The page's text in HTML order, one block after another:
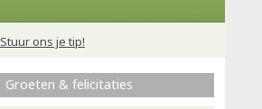
Stuur ons je tip!
Groeten & felicitaties